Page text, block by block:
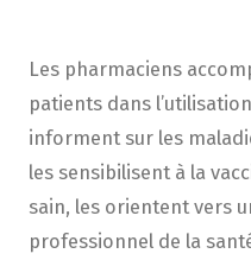
Les pharmaciens
patients dans
informent sur les
les sensibilisent à la
sain, les orientent vers
professionnel de la